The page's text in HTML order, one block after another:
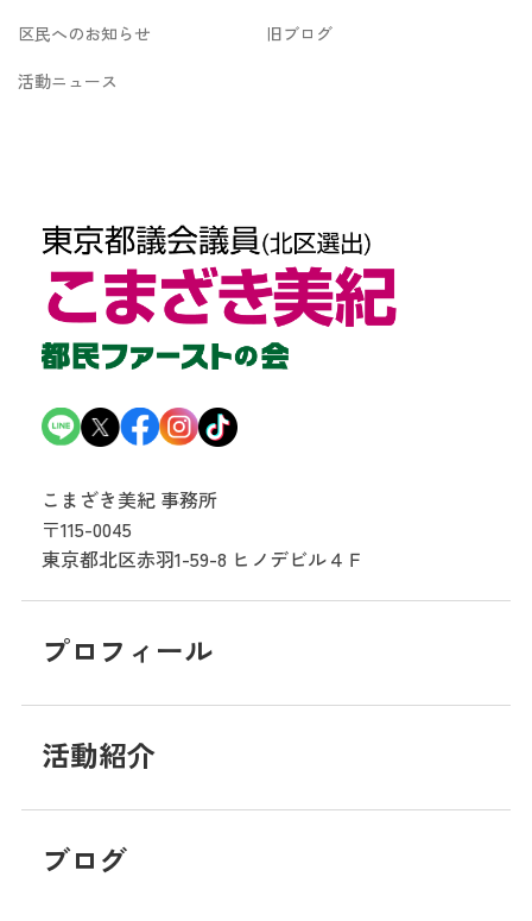
区民へのお知らせ
旧ブログ
活動ニュース
こまざき美紀 事務所
〒115-0045
東京都北区赤羽1-59-8 ヒノデビル４Ｆ
プロフィール
活動紹介
ブログ